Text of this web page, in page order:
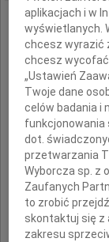
aplikacjach i w
wyświetlanych.
chcesz wyrazić
chcesz wycofać
„Ustawień
Twoje dane
celów badania i
funkcjonowania
dot.
przetwarzania
Wyborcza sp. z
Zaufanych
to zrobić
skontaktuj się z
zakresu